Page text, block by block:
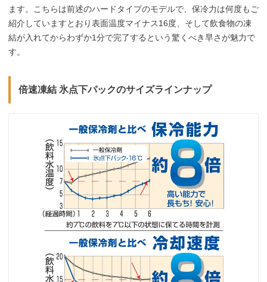
ます。こちらは前述のハードタイプのモデルで、保冷力は何度もご
紹介していますとおり表面温度マイナス16度、そして飲食物の凍
結が入れてからわずか1分で完了するという驚くべき早さが魅力で
す。
倍速凍結 氷点下パックのサイズラインナップ